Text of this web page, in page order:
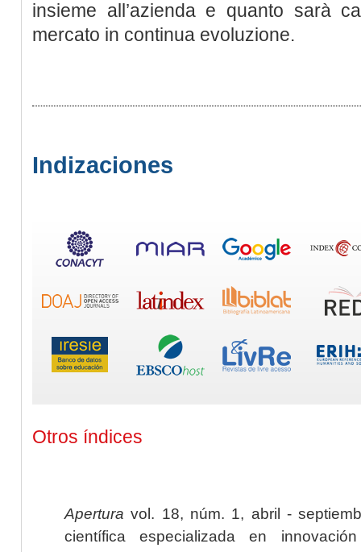
insieme all’azienda e quanto sarà
mercato in continua evoluzione.
Indizaciones
Otros índices
Apertura vol. 18, núm. 1, abril -
científica especializada en